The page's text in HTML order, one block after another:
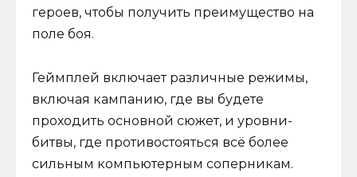
героев, чтобы получить преимущество на
поле боя.
Геймплей включает различные режимы,
включая кампанию, где вы будете
проходить основной сюжет, и уровни-
битвы, где противостояться всё более
сильным компьютерным соперникам.